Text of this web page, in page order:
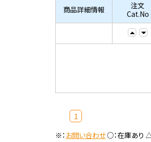
商品詳細情報
注文
Cat.No
1
※： お問い合わせ○：在庫あり △